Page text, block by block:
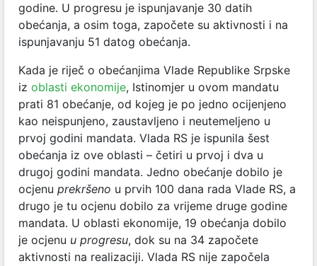
godine. U progresu je ispunjavanje 30 datih
obećanja, a osim toga, započete su aktivnosti i na
ispunjavanju 51 datog obećanja.
Kada je riječ o obećanjima Vlade Republike Srpske
iz oblasti ekonomije, Istinomjer u ovom mandatu
prati 81 obećanje, od kojeg je po jedno ocijenjeno
kao neispunjeno, zaustavljeno i neutemeljeno u
prvoj godini mandata. Vlada RS je ispunila šest
obećanja iz ove oblasti – četiri u prvoj i dva u
drugoj godini mandata. Jedno obećanje dobilo je
ocjenu prekršeno u prvih 100 dana rada Vlade RS, a
drugo je tu ocjenu dobilo za vrijeme druge godine
mandata. U oblasti ekonomije, 19 obećanja dobilo
je ocjenu u progresu, dok su na 34 započete
aktivnosti na realizaciji. Vlada RS nije započela